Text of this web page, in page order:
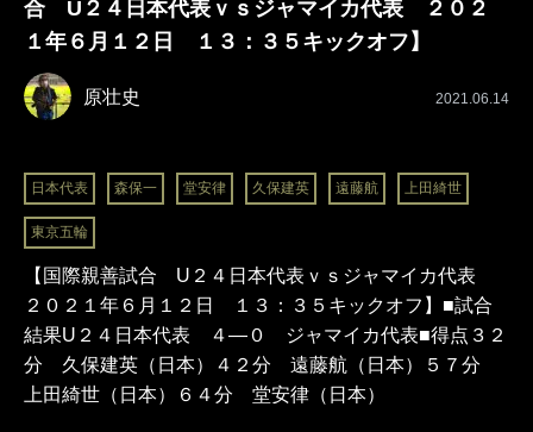
合 U２４日本代表ｖｓジャマイカ代表 ２０２
１年６月１２日 １３：３５キックオフ】
原壮史 2021.06.14
日本代表 森保一 堂安律 久保建英 遠藤航 上田綺世
東京五輪
【国際親善試合 U２４日本代表ｖｓジャマイカ代表
２０２１年６月１２日 １３：３５キックオフ】■試合
結果U２４日本代表 ４―０ ジャマイカ代表■得点３２
分 久保建英（日本）４２分 遠藤航（日本）５７分
上田綺世（日本）６４分 堂安律（日本）